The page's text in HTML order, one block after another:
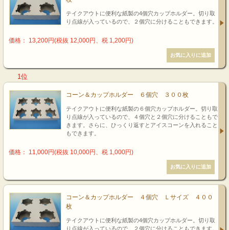
テイクアウトに便利な紙製の4個穴カップホルダー。切り取
り点線が入っているので、２個穴に分けることもできます。
価格： 13,200円(税抜 12,000円、税 1,200円)
1位
コーン＆カップホルダー ６個穴 ３００枚
テイクアウトに便利な紙製の６個穴カップホルダー。切り取
り点線が入っているので、４個穴と２個穴に分けることもで
きます。さらに、ひっくり返すとアイスコーンを入れること
もできます。
価格： 11,000円(税抜 10,000円、税 1,000円)
コーン＆カップホルダー ４個穴 Ｌサイズ ４００
枚
テイクアウトに便利な紙製の4個穴カップホルダー。切り取
り点線が入っているので、２個穴に分けることもできます。